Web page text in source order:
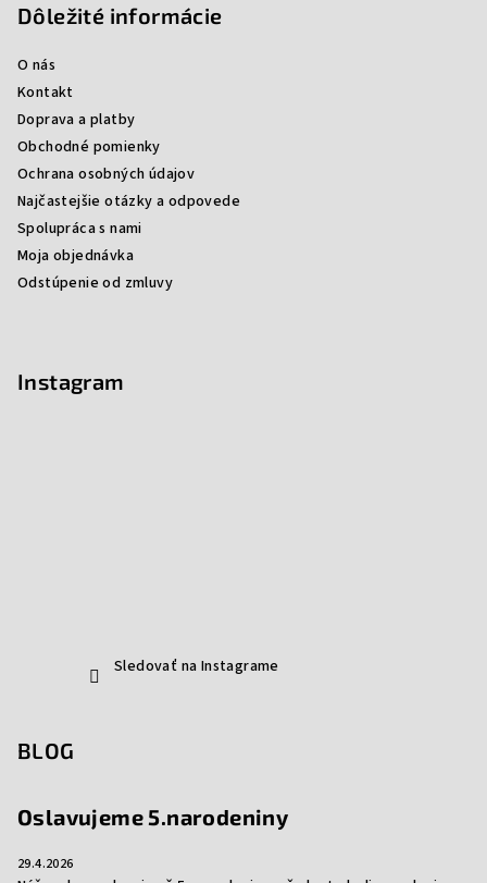
Dôležité informácie
O nás
Kontakt
Doprava a platby
Obchodné pomienky
Ochrana osobných údajov
Najčastejšie otázky a odpovede
Spolupráca s nami
Moja objednávka
Odstúpenie od zmluvy
Instagram
Sledovať na Instagrame
BLOG
Oslavujeme 5.narodeniny
29.4.2026